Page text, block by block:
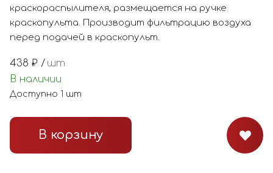
краскораспылителя, размещается на ручке
краскопульта. Производит фильтрацию воздуха
перед подачей в краскопульт.
438 ₽ / шт
В наличии
Доступно 1 шт
В корзину